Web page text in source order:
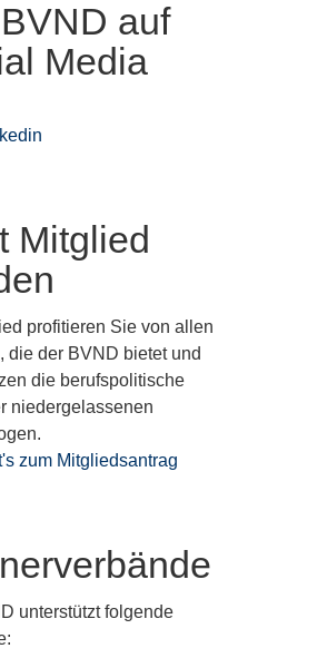
auf
Media
Mitglied
profitieren Sie von allen
die der BVND bietet und
die berufspolitische
niedergelassenen
zum Mitgliedsantrag
unterstützt folgende